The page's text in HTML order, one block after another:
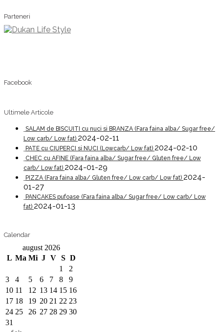
Parteneri
Facebook
Ultimele Articole
SALAM de BISCUITI cu nuci si BRANZA (Fara faina alba/ Sugar free/
Low carb/ Low fat) 2024-02-11
PATE cu CIUPERCI si NUCI (Lowcarb/ Low fat) 2024-02-10
CHEC cu AFINE (Fara faina alba/ Sugar free/ Gluten free/ Low
carb/ Low fat) 2024-01-29
PIZZA (Fara faina alba/ Gluten free/ Low carb/ Low fat) 2024-
01-27
PANCAKES pufoase (Fara faina alba/ Sugar free/ Low carb/ Low
fat) 2024-01-13
Calendar
august 2026
L Ma Mi J V S D
1
2
3
4 5 6 7 8
9
10 11 12 13 14 15 16
17 18 19 20 21 22 23
24 25 26 27 28 29 30
31